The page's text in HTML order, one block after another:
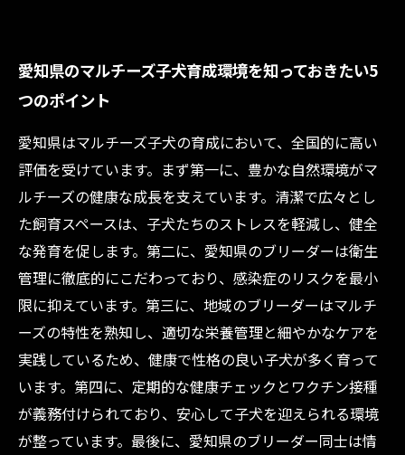
愛知県のマルチーズ子犬育成環境を知っておきたい5
つのポイント
愛知県はマルチーズ子犬の育成において、全国的に高い
評価を受けています。まず第一に、豊かな自然環境がマ
ルチーズの健康な成長を支えています。清潔で広々とし
た飼育スペースは、子犬たちのストレスを軽減し、健全
な発育を促します。第二に、愛知県のブリーダーは衛生
管理に徹底的にこだわっており、感染症のリスクを最小
限に抑えています。第三に、地域のブリーダーはマルチ
ーズの特性を熟知し、適切な栄養管理と細やかなケアを
実践しているため、健康で性格の良い子犬が多く育って
います。第四に、定期的な健康チェックとワクチン接種
が義務付けられており、安心して子犬を迎えられる環境
が整っています。最後に、愛知県のブリーダー同士は情